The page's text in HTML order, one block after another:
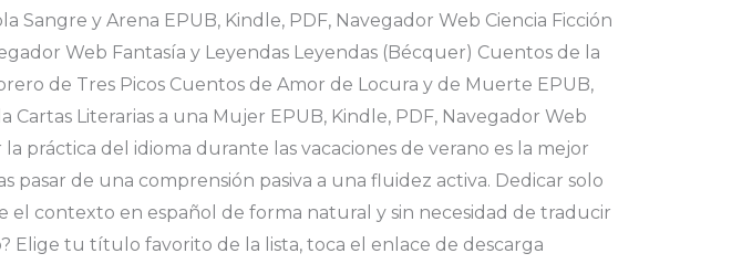
Sangre y Arena EPUB, Kindle, PDF, Navegador Web Ciencia Ficción
Web Fantasía y Leyendas Leyendas (Bécquer) Cuentos de la
de Tres Picos Cuentos de Amor de Locura y de Muerte EPUB,
Literarias a una Mujer EPUB, Kindle, PDF, Navegador Web
práctica del idioma durante las vacaciones de verano es la mejor
pasar de una comprensión pasiva a una fluidez activa. Dedicar solo
contexto en español de forma natural y sin necesidad de traducir
Elige tu título favorito de la lista, toca el enlace de descarga